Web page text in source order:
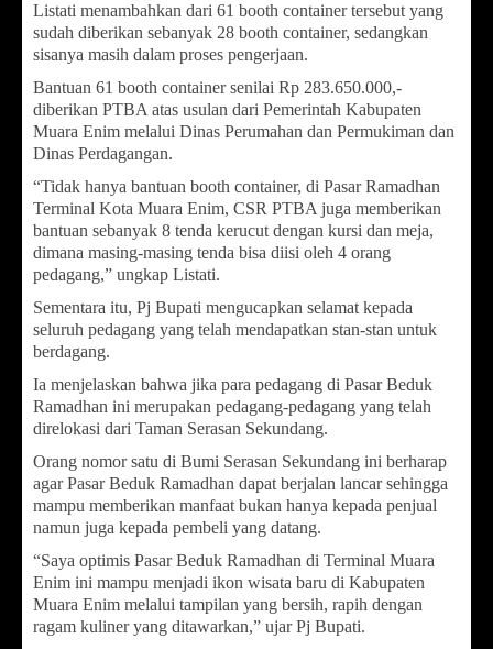
Listati menambahkan dari 61 booth container tersebut yang
sudah diberikan sebanyak 28 booth container, sedangkan
sisanya masih dalam proses pengerjaan.
Bantuan 61 booth container senilai Rp 283.650.000,-
diberikan PTBA atas usulan dari Pemerintah Kabupaten
Muara Enim melalui Dinas Perumahan dan Permukiman dan
Dinas Perdagangan.
“Tidak hanya bantuan booth container, di Pasar Ramadhan
Terminal Kota Muara Enim, CSR PTBA juga memberikan
bantuan sebanyak 8 tenda kerucut dengan kursi dan meja,
dimana masing-masing tenda bisa diisi oleh 4 orang
pedagang,” ungkap Listati.
Sementara itu, Pj Bupati mengucapkan selamat kepada
seluruh pedagang yang telah mendapatkan stan-stan untuk
berdagang.
Ia menjelaskan bahwa jika para pedagang di Pasar Beduk
Ramadhan ini merupakan pedagang-pedagang yang telah
direlokasi dari Taman Serasan Sekundang.
Orang nomor satu di Bumi Serasan Sekundang ini berharap
agar Pasar Beduk Ramadhan dapat berjalan lancar sehingga
mampu memberikan manfaat bukan hanya kepada penjual
namun juga kepada pembeli yang datang.
“Saya optimis Pasar Beduk Ramadhan di Terminal Muara
Enim ini mampu menjadi ikon wisata baru di Kabupaten
Muara Enim melalui tampilan yang bersih, rapih dengan
ragam kuliner yang ditawarkan,” ujar Pj Bupati.